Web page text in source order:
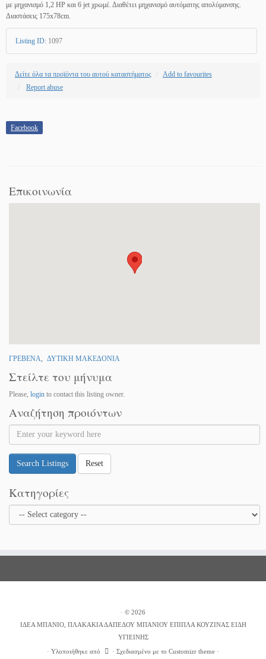
με μηχανισμό 1,2 HP και 6 jet χρωμέ. Διαθέτει μηχανισμό αυτόματης απολύμανσης.
Διαστάσεις 175x78cm.
Listing ID: 1097
Δείτε όλα τα προϊόντα του αυτού καταστήματος
Add to favourites
Report abuse
Facebook
Επικοινωνία
ΓΡΕΒΕΝΑ, ΔΥΤΙΚΗ ΜΑΚΕΔΟΝΙΑ
Στείλτε του μήνυμα
Please, login to contact this listing owner.
Αναζήτηση προιόντων
Search Listings Reset
Κατηγορίες
· © 2026
ΙΔΕΑ ΜΠΑΝΙΟ, ΠΛΑΚΑΚΙΑ ΔΑΠΕΔΟΥ ΜΠΑΝΙΟΥ ΕΠΙΠΛΑ ΚΟΥΖΙΝΑΣ ΕΙΔΗ
ΥΓΙΕΙΝΗΣ
· Υλοποιήθηκε από · Σχεδιασμένο με το Customizr theme ·